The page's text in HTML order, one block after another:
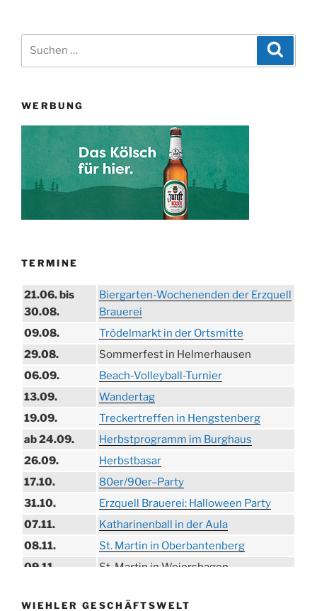
WERBUNG
TERMINE
21.06. bis
30.08.
Biergarten-Wochenenden der Erzquell
Brauerei
09.08.
Trödelmarkt in der Ortsmitte
29.08.
Sommerfest in Helmerhausen
06.09.
Beach-Volleyball-Turnier
13.09.
Wandertag
19.09.
Treckertreffen in Hengstenberg
ab 24.09.
Herbstprogramm im Burghaus
26.09.
Herbstbasar
17.10.
80er/90er–Party
31.10.
Erzquell Brauerei: Halloween Party
07.11.
Katharinenball in der Aula
08.11.
St. Martin in Oberbantenberg
09.11.
St. Martin in Weiershagen
WIEHLER GESCHÄFTSWELT